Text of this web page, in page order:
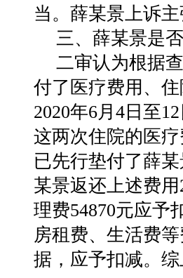
当。薛某景上诉
三、薛某景是
二审认为根据
付了医疗费用、
2020年6月4日至
这两次住院的医
已先行垫付了薛
某景返还上述费
理费54870元应予
房租费、生活费
据，应予扣减。